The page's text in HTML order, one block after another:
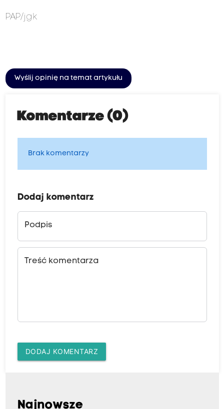
PAP/jgk
Wyślij opinię na temat artykułu
Komentarze (0)
Brak komentarzy
Dodaj komentarz
Podpis
Treść komentarza
DODAJ KOMENTARZ
Najnowsze